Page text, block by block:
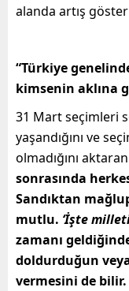
alanda artış
“Türkiye
kimsenin aklına
31 Mart seçimleri
yaşandığını ve
olmadığını
sonrasında
Sandıktan
mutlu. ‘İşte
zamanı
doldurduğun veya
vermesini de